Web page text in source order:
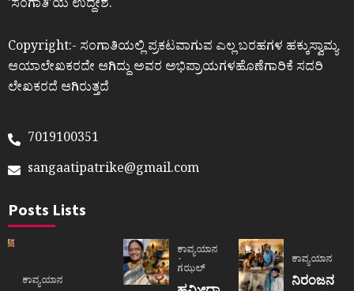
ʼಸಂಗಾತಿʼಯ ಉದ್ದೇಶ.
Copyright:- ಸಂಗಾತಿಯಲ್ಲಿ ಪ್ರಕಟವಾಗುವ ಎಲ್ಲ ಬರಹಗಳ ಹಕ್ಕುಸ್ವಾಮ್ಯ
ಆಯಾಲೇಖಕರದೇ ಆಗಿದ್ದು ಅವರ ಅಭಿಪ್ರಾಯಗಳಹೊಣೆಗಾರಿಕೆ ಸದರಿ
ಲೇಖಕರದೆ ಆಗಿರುತ್ತದೆ
7019100351
sangaatipatrike@gmail.com
Posts Lists
ಕಾವ್ಯಯಾನ
ಕಾವ್ಯಯಾನ
ಗಝಲ್
ಕಾವ್ಯಯಾನ
ನಿರಂಜನ